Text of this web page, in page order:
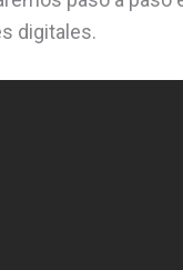
digitales.